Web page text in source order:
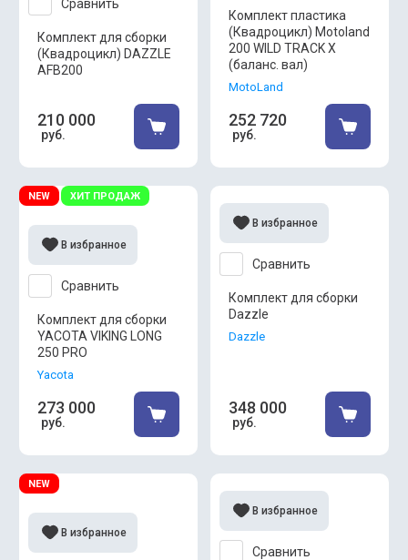
Сравнить
Комплект для сборки
(Квадроцикл) DAZZLE
AFB200
210 000
руб.
Комплект пластика
(Квадроцикл) Motoland
200 WILD TRACK X
(баланс. вал)
MotoLand
252 720
руб.
NEW ХИТ ПРОДАЖ
Сравнить
В избранное
Комплект для сборки
YACOTA VIKING LONG
250 PRO
Yacota
273 000
руб.
Сравнить
В избранное
Комплект для сборки
Dazzle
Dazzle
348 000
руб.
NEW
В избранное
Сравнить
В избранное